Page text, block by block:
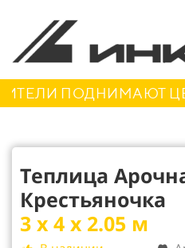
ПОДНИМАЮТ
Теплица
Крестьяночка
3 х 4 х 2.05 м